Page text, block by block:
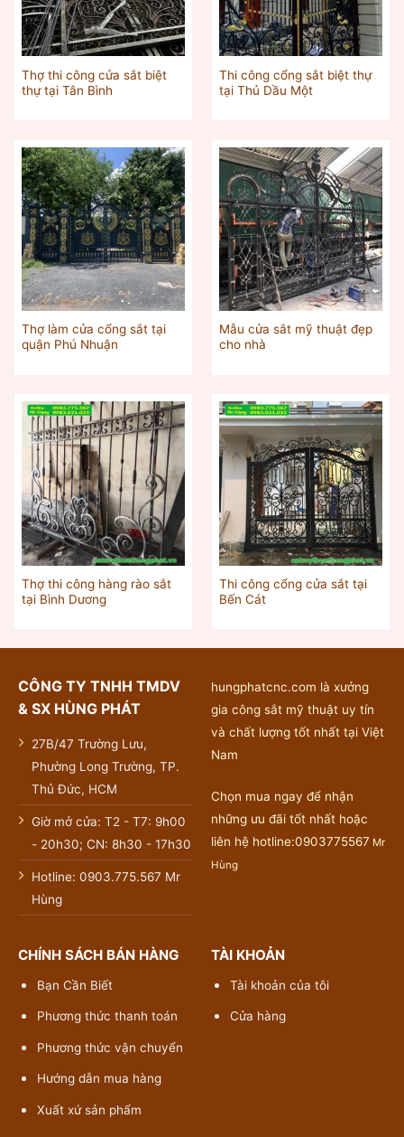
Thợ thi công cửa sắt biệt
thự tại Tân Bình
Thi công cổng sắt biệt thự
tại Thủ Dầu Một
Thợ làm cửa cổng sắt tại
quận Phú Nhuận
Mẫu cửa sắt mỹ thuật đẹp
cho nhà
Thợ thi công hàng rào sắt
tại Bình Dương
Thi công cổng cửa sắt tại
Bến Cát
CÔNG TY TNHH TMDV
& SX HÙNG PHÁT
27B/47 Trường Lưu,
Phường Long Trường, TP.
Thủ Đức, HCM
Giờ mở cửa: T2 - T7: 9h00
- 20h30; CN: 8h30 - 17h30
Hotline: 0903.775.567 Mr
Hùng
hungphatcnc.com là xưởng
gia công sắt mỹ thuật uy tín
và chất lượng tốt nhất tại Việt
Nam
Chọn mua ngay để nhận
những ưu đãi tốt nhất hoặc
liên hệ hotline:0903775567 Mr
Hùng
CHÍNH SÁCH BÁN HÀNG
Bạn Cần Biết
Phương thức thanh toán
Phương thức vận chuyển
Hướng dẫn mua hàng
Xuất xứ sản phẩm
TÀI KHOẢN
Tài khoản của tôi
Cửa hàng